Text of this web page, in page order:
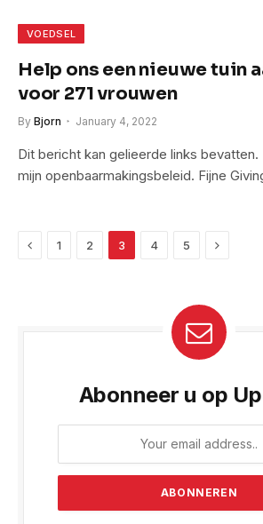
VOEDSEL
Help ons een nieuwe tuin
voor 271 vrouwen
By Bjorn January 4, 2022
Dit bericht kan gelieerde links
mijn openbaarmakingsbeleid. Fijne
Previous
1 2 3 4 5 Next
Abonneer u op